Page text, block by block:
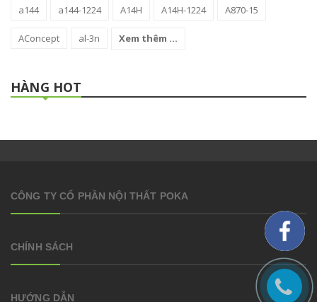
a144 a144-1224 A14H A14H-1224 A870-15
AConcept al-3n Xem thêm ...
HÀNG HOT
CÔNG TY CỔ PHẦN NỘI THẤT POKA
CHÍNH SÁCH
HƯỚNG DẪN